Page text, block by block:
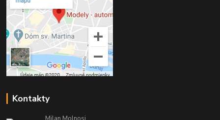
Kontakty